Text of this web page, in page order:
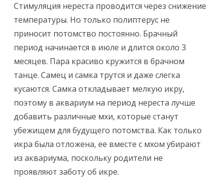
Стимуляция нереста проводится через снижение
температуры. Но только полиптерус не
приносит потомство постоянно. Брачный
период начинается в июле и длится около 3
месяцев. Пара красиво кружится в брачном
танце. Самец и самка трутся и даже слегка
кусаются. Самка откладывает мелкую икру,
поэтому в аквариум на период нереста лучше
добавить различные мхи, которые станут
убежищем для будущего потомства. Как только
икра была отложена, ее вместе с мхом убирают
из аквариума, поскольку родители не
проявляют заботу об икре.